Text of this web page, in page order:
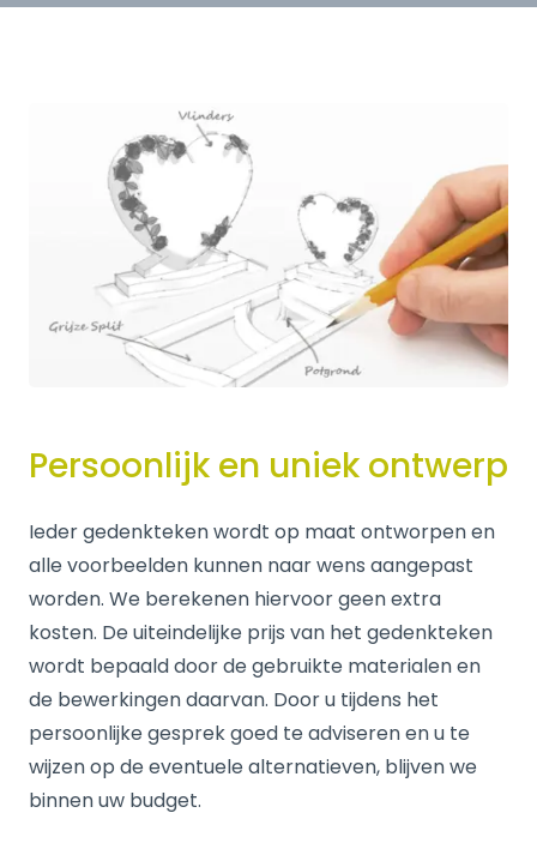
Persoonlijk en uniek ontwerp
Ieder gedenkteken wordt op maat ontworpen en
alle voorbeelden kunnen naar wens aangepast
worden. We berekenen hiervoor geen extra
kosten. De uiteindelijke prijs van het gedenkteken
wordt bepaald door de gebruikte materialen en
de bewerkingen daarvan. Door u tijdens het
persoonlijke gesprek goed te adviseren en u te
wijzen op de eventuele alternatieven, blijven we
binnen uw budget.